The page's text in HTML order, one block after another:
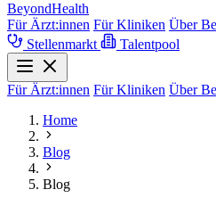
BeyondHealth
Für Ärzt:innen Für Kliniken Über
Stellenmarkt
Talentpool
Für Ärzt:innen Für Kliniken Über
Home
Blog
Blog